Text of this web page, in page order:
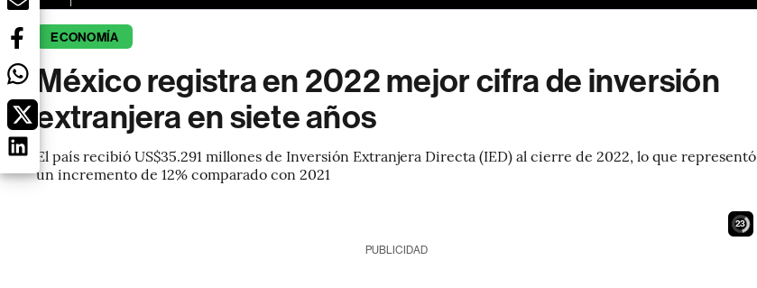
ECONOMÍA
México registra en 2022 mejor cifra de inversión
extranjera en siete años
El país recibió US$35.291 millones de Inversión Extranjera Directa (IED) al cierre de 2022, lo que representó
un incremento de 12% comparado con 2021
22
PUBLICIDAD